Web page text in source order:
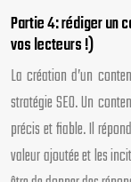
Partie 4: rédiger un
vos lecteurs !)
La création d’un
stratégie SEO. Un
précis et fiable. Il
valeur ajoutée et les